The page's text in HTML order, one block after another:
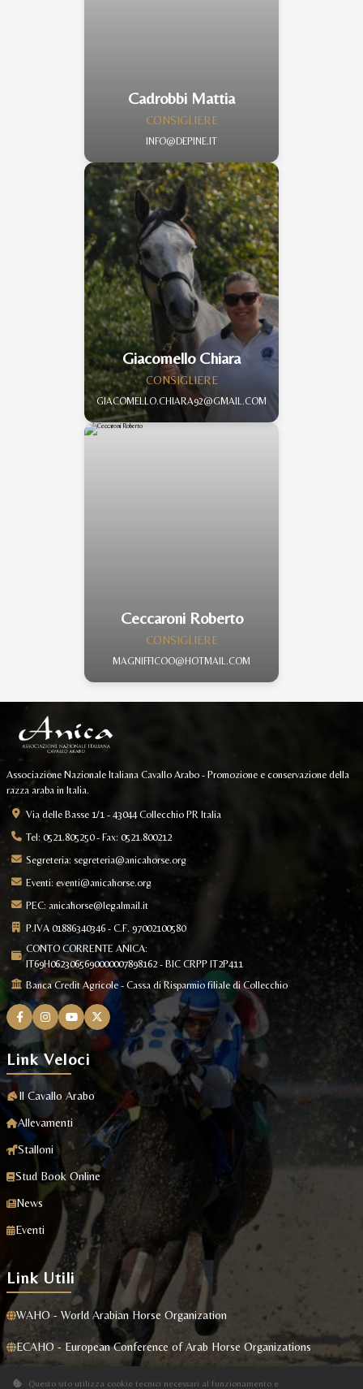
Cadrobbi Mattia
CONSIGLIERE
INFO@DEPINE.IT
Giacomello Chiara
CONSIGLIERE
GIACOMELLO.CHIARA92@GMAIL.COM
Ceccaroni Roberto
CONSIGLIERE
MAGNIFFICOO@HOTMAIL.COM
Associazione Nazionale Italiana Cavallo Arabo - Promozione e conservazione della
razza araba in Italia.
Via delle Basse 1/1 - 43044 Collecchio PR Italia
Tel: 0521.805250 - Fax: 0521.800212
Segreteria: segreteria@anicahorse.org
Eventi: eventi@anicahorse.org
PEC: anicahorse@legalmail.it
P.IVA 01886340346 - C.F. 97002100580
CONTO CORRENTE ANICA:
IT69H0623065690000007898162 - BIC CRPP IT2P411
Banca Credit Agricole - Cassa di Risparmio filiale di Collecchio
Link Veloci
Il Cavallo Arabo
Allevamenti
Stalloni
Stud Book Online
News
Eventi
Link Utili
WAHO - World Arabian Horse Organization
ECAHO - European Conference of Arab Horse Organizations
MasafQuesto sito utilizza cookie tecnici necessari al funzionamento e